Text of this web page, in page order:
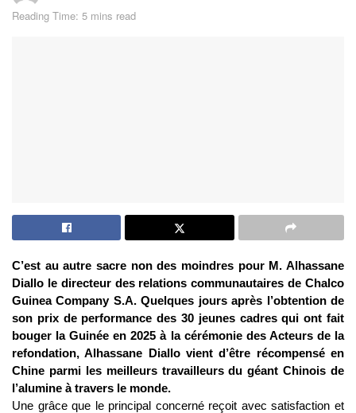
Reading Time: 5 mins read
C’est au autre sacre non des moindres pour M. Alhassane
Diallo le directeur des relations communautaires de Chalco
Guinea Company S.A. Quelques jours après l’obtention de
son prix de performance des 30 jeunes cadres qui ont fait
bouger la Guinée en 2025 à la cérémonie des Acteurs de la
refondation, Alhassane Diallo vient d’être récompensé en
Chine parmi les meilleurs travailleurs du géant Chinois de
l’alumine à travers le monde.
Une grâce que le principal concerné reçoit avec satisfaction et